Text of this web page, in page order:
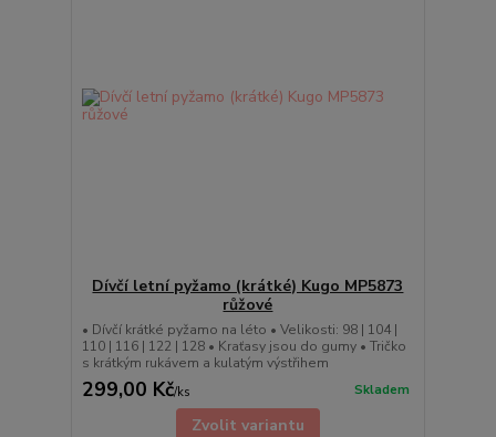
Dívčí letní pyžamo (krátké) Kugo MP5873
růžové
• Dívčí krátké pyžamo na léto • Velikosti: 98 | 104 |
110 | 116 | 122 | 128 • Kraťasy jsou do gumy • Tričko
s krátkým rukávem a kulatým výstřihem
299,00 Kč/ks Skladem
Zvolit variantu